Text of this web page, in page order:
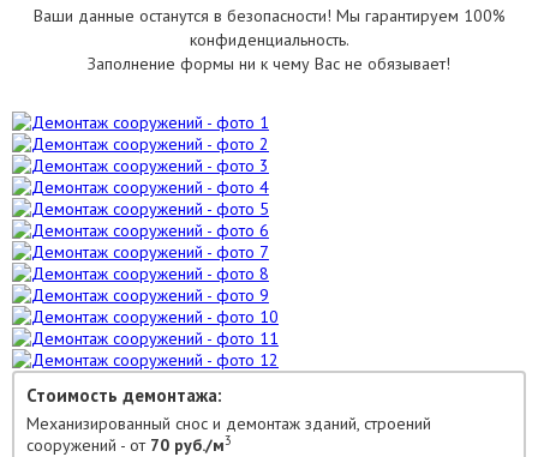
Ваши данные останутся в безопасности! Мы гарантируем 100%
конфиденциальность.
Заполнение формы ни к чему Вас не обязывает!
Стоимость демонтажа:
Механизированный снос и демонтаж зданий, строений
сооружений - от 70 руб./м3